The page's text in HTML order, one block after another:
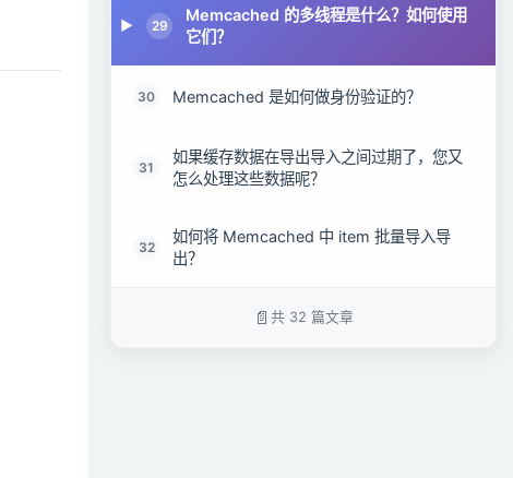
29
Memcached 的多线程是什么？如何使用
它们？
30 Memcached 是如何做身份验证的？
31
如果缓存数据在导出导入之间过期了，您又
怎么处理这些数据呢？
32
如何将 Memcached 中 item 批量导入导
出？
共 32 篇文章